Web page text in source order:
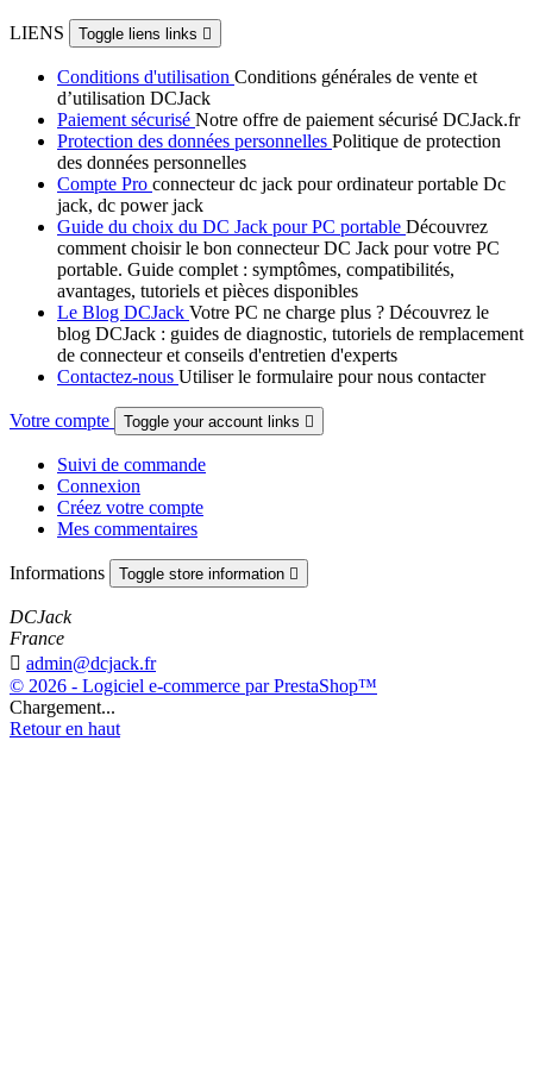
LIENS Toggle liens links 
Conditions d'utilisation Conditions générales de vente et
d’utilisation DCJack
Paiement sécurisé Notre offre de paiement sécurisé DCJack.fr
Protection des données personnelles Politique de protection
des données personnelles
Compte Pro connecteur dc jack pour ordinateur portable Dc
jack, dc power jack
Guide du choix du DC Jack pour PC portable Découvrez
comment choisir le bon connecteur DC Jack pour votre PC
portable. Guide complet : symptômes, compatibilités,
avantages, tutoriels et pièces disponibles
Le Blog DCJack Votre PC ne charge plus ? Découvrez le
blog DCJack : guides de diagnostic, tutoriels de remplacement
de connecteur et conseils d'entretien d'experts
Contactez-nous Utiliser le formulaire pour nous contacter
Votre compte Toggle your account links 
Suivi de commande
Connexion
Créez votre compte
Mes commentaires
Informations Toggle store information 
DCJack
France
 admin@dcjack.fr
© 2026 - Logiciel e-commerce par PrestaShop™
Chargement...
Retour en haut